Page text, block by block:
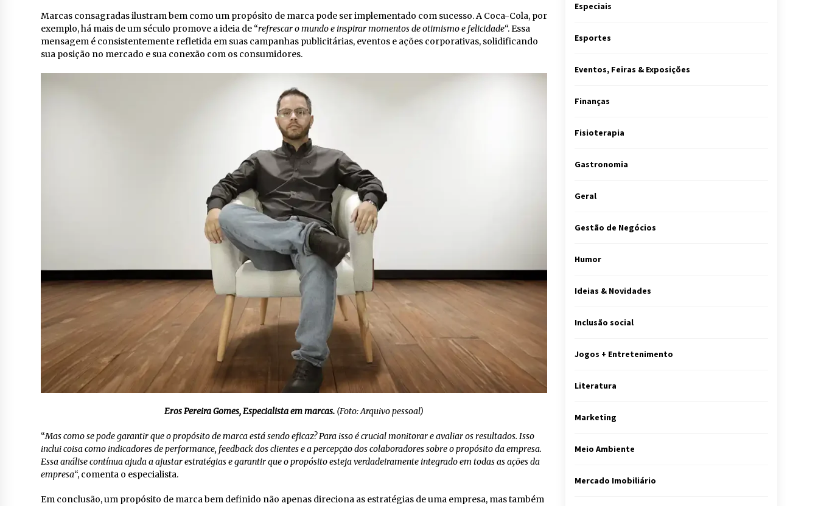
Marcas consagradas ilustram bem como um propósito de marca pode ser implementado com sucesso. A Coca-Cola, por
exemplo, há mais de um século promove a ideia de “refrescar o mundo e inspirar momentos de otimismo e felicidade“. Essa
mensagem é consistentemente refletida em suas campanhas publicitárias, eventos e ações corporativas, solidificando
sua posição no mercado e sua conexão com os consumidores.
Eros Pereira Gomes, Especialista em marcas. (Foto: Arquivo pessoal)
“Mas como se pode garantir que o propósito de marca está sendo eficaz? Para isso é crucial monitorar e avaliar os resultados. Isso
inclui coisa como indicadores de performance, feedback dos clientes e a percepção dos colaboradores sobre o propósito da empresa.
Essa análise contínua ajuda a ajustar estratégias e garantir que o propósito esteja verdadeiramente integrado em todas as ações da
empresa“, comenta o especialista.
Em conclusão, um propósito de marca bem definido não apenas direciona as estratégias de uma empresa, mas também
Especiais
Esportes
Eventos, Feiras & Exposições
Finanças
Fisioterapia
Gastronomia
Geral
Gestão de Negócios
Humor
Ideias & Novidades
Inclusão social
Jogos + Entretenimento
Literatura
Marketing
Meio Ambiente
Mercado Imobiliário